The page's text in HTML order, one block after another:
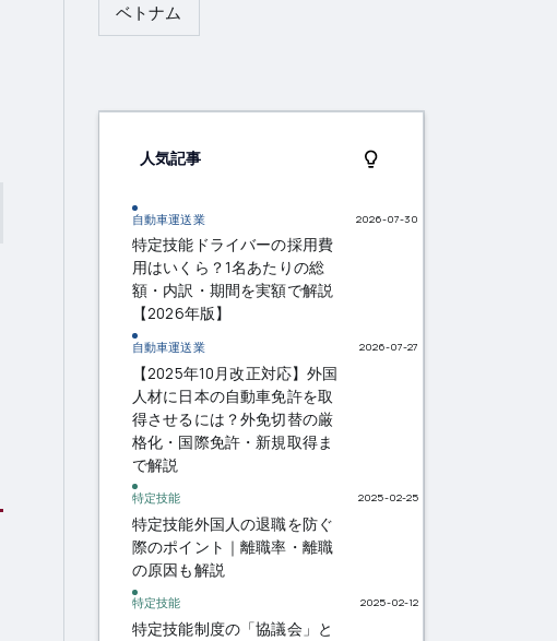
ベトナム
人気記事
自動車運送業
特定技能ドライバーの採用費
用はいくら？1名あたりの総
額・内訳・期間を実額で解説
【2026年版】
2026-07-30
自動車運送業
【2025年10月改正対応】外国
人材に日本の自動車免許を取
得させるには？外免切替の厳
格化・国際免許・新規取得ま
で解説
2026-07-27
特定技能
特定技能外国人の退職を防ぐ
際のポイント｜離職率・離職
の原因も解説
2025-02-25
特定技能
特定技能制度の「協議会」と
2025-02-12